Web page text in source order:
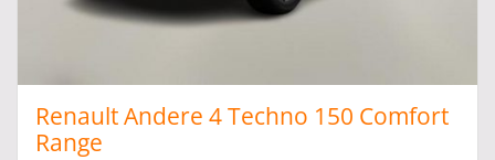
Renault Andere 4 Techno 150 Comfort
Range